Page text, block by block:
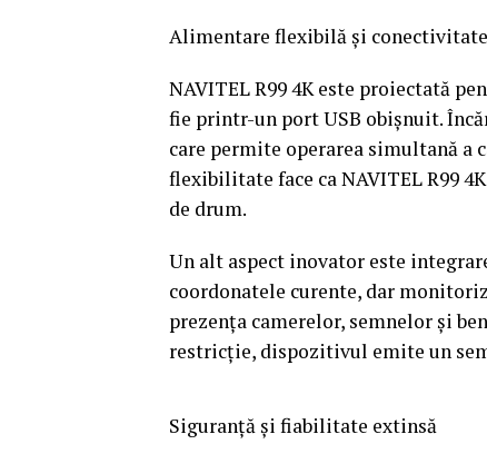
Alimentare flexibilă și
NAVITEL R99 4K este proiectată
fie printr-un port USB obișnuit.
care permite operarea simultană a
flexibilitate face ca NAVITEL R99
de drum.
Un alt aspect inovator este
coordonatele curente, dar
prezența camerelor, semnelor și
restricție, dispozitivul emite un
Siguranță și fiabilitate extinsă